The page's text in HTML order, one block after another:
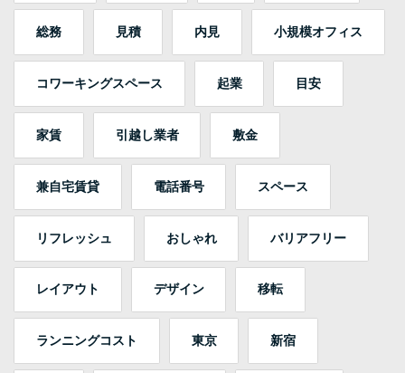
総務 見積 内見 小規模オフィス
コワーキングスペース 起業 目安
家賃 引越し業者 敷金
兼自宅賃貸 電話番号 スペース
リフレッシュ おしゃれ バリアフリー
レイアウト デザイン 移転
ランニングコスト 東京 新宿